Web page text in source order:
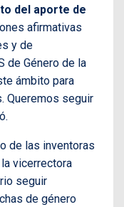
del aporte de
afirmativas
y de
de Género de la
ámbito para
Queremos seguir
de las inventoras
vicerrectora
seguir
de género